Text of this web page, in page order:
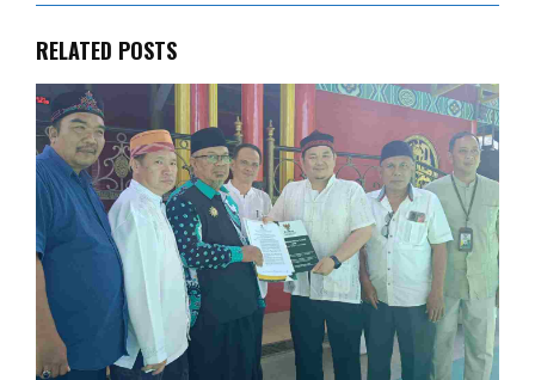
RELATED POSTS